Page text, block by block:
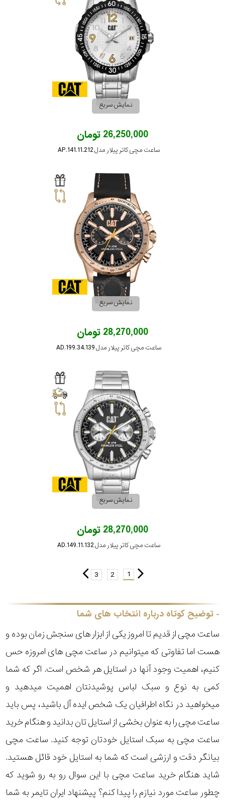
نمایش سریع
26,250,000 تومان
ساعت مچی کاتر پیلار مدل AP.141.11.212
نمایش سریع
28,270,000 تومان
ساعت مچی کاتر پیلار مدل AD.199.34.139
نمایش سریع
28,270,000 تومان
ساعت مچی کاتر پیلار مدل AD.149.11.132
1
2
3
توضیح کوتاه درباره انتخاب های شما
ساعت مچی از قدیم تا امروز یکی از ابزار های سنجش زمان بوده و
هست اما تفاوتی که میتوانیم در ساعت مچی های امروزه حس
کنیم، اهمیت وجود آنها در استایل هر شخص است. اگر که شما
کمی به نوع و سبک لباس پوشیدنتان اهمیت میدهید و
میخواهید در نگاه اطرافیان یک شخص ایده آل باشید، پس باید
ساعت مچی را به عنوان بخشی از استایل تان بدانید و هنگام خرید
ساعت مچی به سبک استایل خودتان توجه کنید. ساعت مچی
بیانگر دقت و ارزشی است که شما به استایل خود قائل هستید.
شاید هنگام خرید ساعت مچی با این سوال رو به رو شوید که
چطور ساعت مورد نیازم را پیدا کنم؟ پیشنهاد ایران تایمر به شما